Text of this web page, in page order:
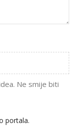
Ne smije biti
portala.